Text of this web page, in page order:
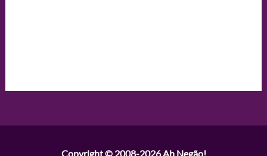
Copyright © 2008-2026Ah Negão!